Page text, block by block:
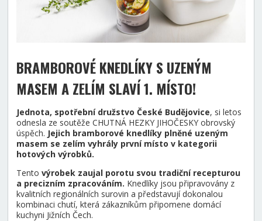
BRAMBOROVÉ KNEDLÍKY S UZENÝM
MASEM A ZELÍM SLAVÍ 1. MÍSTO!
Jednota, spotřební družstvo České Budějovice, si letos
odnesla ze soutěže CHUTNÁ HEZKY JIHOČESKY obrovský
úspěch. Jejich bramborové knedlíky plněné uzeným
masem se zelím vyhrály první místo v kategorii
hotových výrobků.
Tento výrobek zaujal porotu svou tradiční recepturou
a precizním zpracováním. Knedlíky jsou připravovány z
kvalitních regionálních surovin a představují dokonalou
kombinaci chutí, která zákazníkům připomene domácí
kuchyni Jižních Čech.